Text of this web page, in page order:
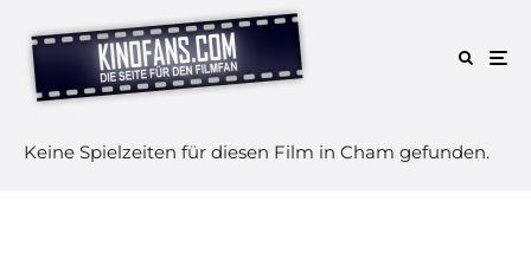
Keine Spielzeiten für diesen Film in Cham gefunden.